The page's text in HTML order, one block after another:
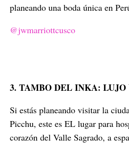
planeando una boda única en
@jwmarriottcusco
3. TAMBO DEL INKA:
Si estás planeando visitar la
Picchu, este es EL lugar para
corazón del Valle Sagrado, a